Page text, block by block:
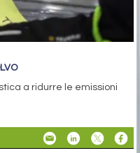
a ridurre le emissioni